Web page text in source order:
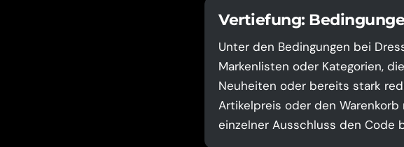
Vertiefung:
Unter den Bedingungen bei
Markenlisten oder Kategorien,
Neuheiten oder bereits stark
Artikelpreis oder den
einzelner Ausschluss den Code